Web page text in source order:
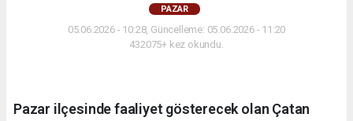
PAZAR
05.06.2026 - 10:28, Güncelleme: 05.06.2026 - 11:20
432075+ kez okundu.
Pazar ilçesinde faaliyet gösterecek olan Çatan